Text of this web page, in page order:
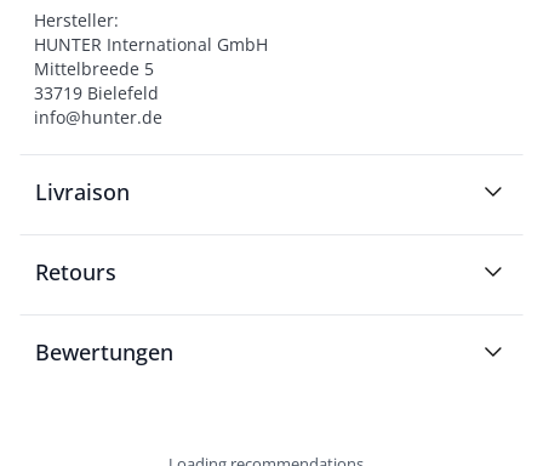
Hersteller:
HUNTER International GmbH
Mittelbreede 5
33719 Bielefeld
info@hunter.de
Livraison
Retours
Bewertungen